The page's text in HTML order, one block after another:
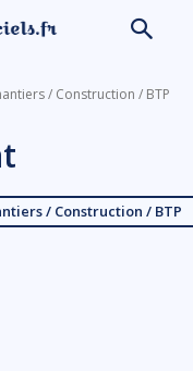
/ Construction / BTP
/ Construction / BTP